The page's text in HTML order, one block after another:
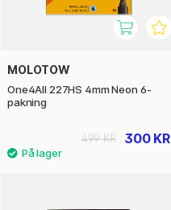
MOLOTOW
One4All 227HS 4mm Neon 6-
pakning
300 KR
499 KR